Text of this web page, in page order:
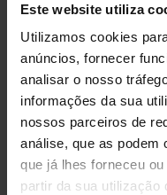
Este website utiliza
Utilizamos cookies
anúncios, fornecer
analisar o nosso
informações da sua
nossos parceiros de
análise, que as podem
que já lhes forneceu
partir da sua utilização
paisagens do norte
diário na cidade,
e conforto.
Vantagens
Renault em
Flexicar